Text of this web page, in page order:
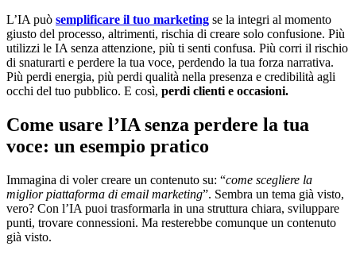
L’IA può semplificare il tuo marketing se la integri al momento
giusto del processo, altrimenti, rischia di creare solo confusione. Più
utilizzi le IA senza attenzione, più ti senti confusa. Più corri il rischio
di snaturarti e perdere la tua voce, perdendo la tua forza narrativa.
Più perdi energia, più perdi qualità nella presenza e credibilità agli
occhi del tuo pubblico. E così, perdi clienti e occasioni.
Come usare l’IA senza perdere la tua
voce: un esempio pratico
Immagina di voler creare un contenuto su: “come scegliere la
miglior piattaforma di email marketing”. Sembra un tema già visto,
vero? Con l’IA puoi trasformarla in una struttura chiara, sviluppare
punti, trovare connessioni. Ma resterebbe comunque un contenuto
già visto.